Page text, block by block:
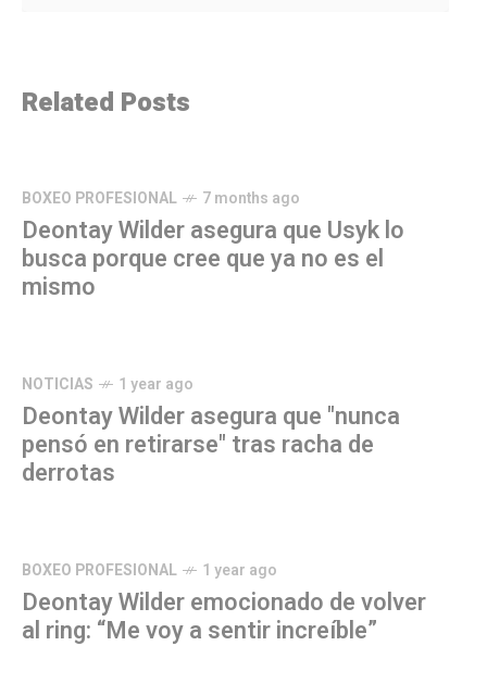
Related Posts
BOXEO PROFESIONAL 7 months ago
Deontay Wilder asegura que Usyk lo
busca porque cree que ya no es el
mismo
NOTICIAS 1 year ago
Deontay Wilder asegura que "nunca
pensó en retirarse" tras racha de
derrotas
BOXEO PROFESIONAL 1 year ago
Deontay Wilder emocionado de volver
al ring: “Me voy a sentir increíble”